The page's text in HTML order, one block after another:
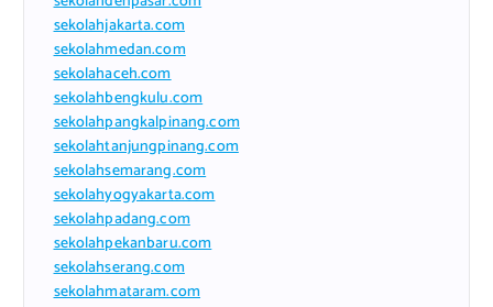
sekolahjakarta.com
sekolahmedan.com
sekolahaceh.com
sekolahbengkulu.com
sekolahpangkalpinang.com
sekolahtanjungpinang.com
sekolahsemarang.com
sekolahyogyakarta.com
sekolahpadang.com
sekolahpekanbaru.com
sekolahserang.com
sekolahmataram.com